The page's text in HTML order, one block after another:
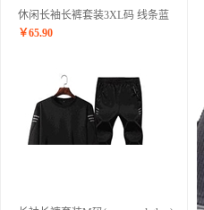
休闲长袖长裤套装3XL码 线条蓝
￥65.90